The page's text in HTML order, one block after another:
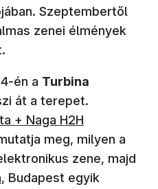
Szeptembertől
zenei élmények
én a Turbina
át a terepet.
+ Naga H2H
meg, milyen a
zene, majd
, Budapest egyik